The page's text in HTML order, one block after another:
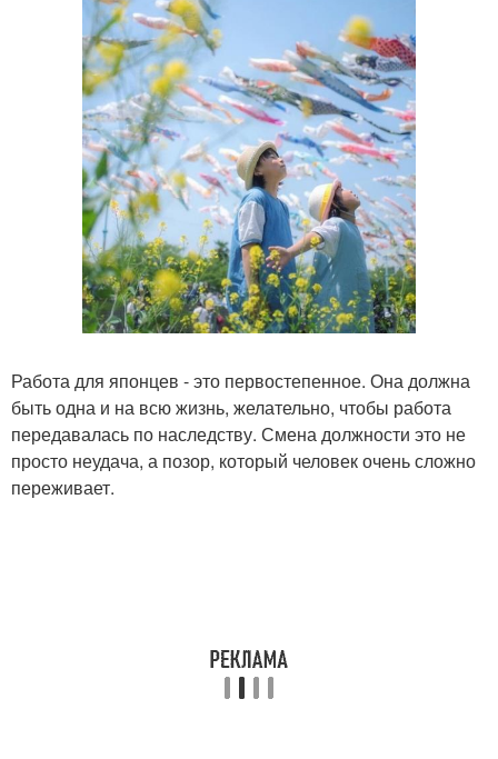
Работа для японцев - это первостепенное. Она должна
быть одна и на всю жизнь, желательно, чтобы работа
передавалась по наследству. Смена должности это не
просто неудача, а позор, который человек очень сложно
переживает.